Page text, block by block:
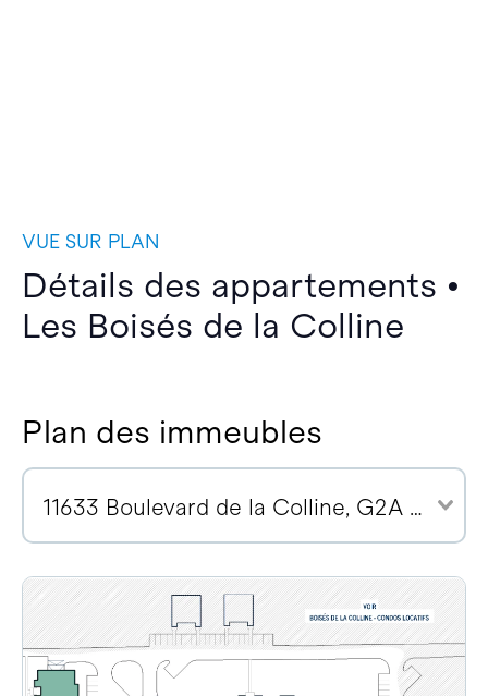
VUE SUR PLAN
Détails des appartements •
Les Boisés de la Colline
Plan des immeubles
11633 Boulevard de la Colline, G2A 2E1